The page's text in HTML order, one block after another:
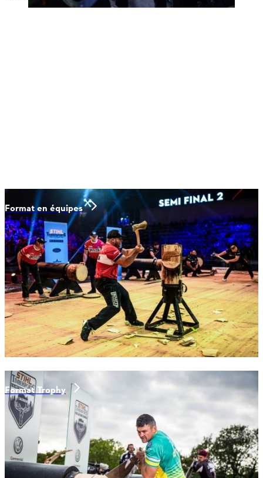
Format en équipes
Format Trophy
Aktuelle news